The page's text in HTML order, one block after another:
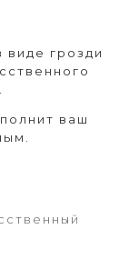
виде грозди
ваш